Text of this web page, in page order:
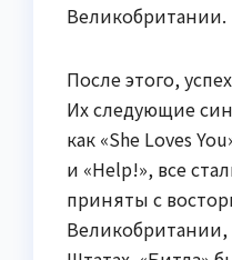
Великобритании.
После этого,
Их следующие
как «She Loves
и «Help!», все
приняты с